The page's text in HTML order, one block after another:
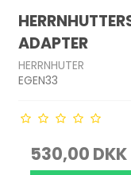
ADAPTER
HERRNHUTER
EGEN33
530,00 DKK